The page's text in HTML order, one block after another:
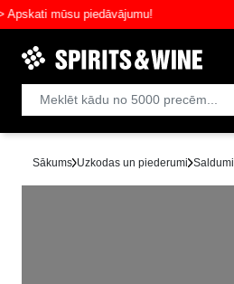
mūsu piedāvājumu!
Sākums Uzkodas un piederumi Saldumi